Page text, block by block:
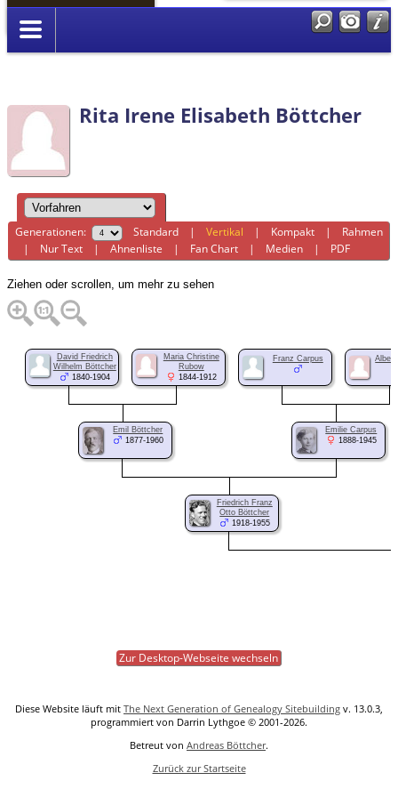
Anmelden
Rita Irene Elisabeth Böttcher
Generationen: Standard |Vertikal | Kompakt | Rahmen
| Nur Text |Ahnenliste | Fan Chart | Medien | PDF
Ziehen oder scrollen, um mehr zu sehen
David Friedrich
Wilhelm Böttcher
1840-1904
Maria Christine
Rubow
1844-1912
Franz Carpus
Emil Böttcher
1877-1960
Emilie Carpus
1888-1945
Friedrich Franz
Otto Böttcher
1918-1955
Zur Desktop-Webseite wechseln
Diese Website läuft mit The Next Generation of Genealogy Sitebuilding v. 13.0.3,
programmiert von Darrin Lythgoe © 2001-2026.
Betreut von Andreas Böttcher.
Zurück zur Startseite